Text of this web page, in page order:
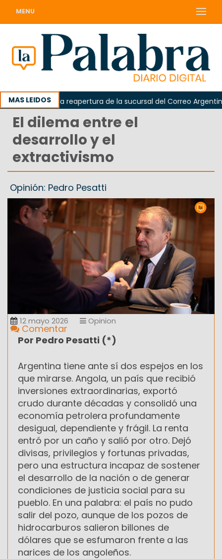
MENU
MAS LEIDOS
reclamó la reapertura de la sucursal del Correo Argentino en
El dilema entre el
desarrollo y el
extractivismo
Opinión: Pedro Pesatti
12 mayo 2026 Opinion
Comentar
Por Pedro Pesatti (*)
Argentina tiene ante sí dos espejos en los
que mirarse. Angola, un país que recibió
inversiones extraordinarias, exportó
crudo durante décadas y consolidó una
economía petrolera profundamente
desigual, dependiente y frágil. La renta
entró por un caño y salió por otro. Dejó
divisas, privilegios y fortunas privadas,
pero una estructura incapaz de sostener
el desarrollo de la nación o de generar
condiciones de justicia social para su
pueblo. En una palabra: el país no pudo
salir del pozo, aunque de los pozos de
hidrocarburos salieron billones de
dólares que se esfumaron frente a las
narices de los angoleños.